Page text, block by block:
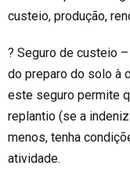
custeio, produção,
? Seguro de custeio
do preparo do solo à
este seguro permite
replantio (se a
menos, tenha
atividade.